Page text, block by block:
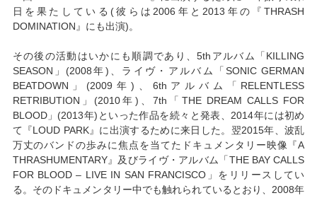
日を果たしている(彼らは2006年と2013年の『THRASH
DOMINATION』にも出演)。
その後の活動はいかにも順調であり、5thアルバム「KILLING
SEASON」(2008年)、ライヴ・アルバム「SONIC GERMAN
BEATDOWN」(2009年)、6thアルバム「RELENTLESS
RETRIBUTION」(2010年)、7th「THE DREAM CALLS FOR
BLOOD」(2013年)といった作品を続々と発表、2014年には初め
て『LOUD PARK』に出演するために来日した。翌2015年、波乱
万丈のバンドの歩みに焦点を当てたドキュメンタリー映像『A
THRASHUMENTARY』及びライヴ・アルバム「THE BAY CALLS
FOR BLOOD – LIVE IN SAN FRANCISCO」をリリースしてい
る。そのドキュメンタリー中でも触れられているとおり、2008年